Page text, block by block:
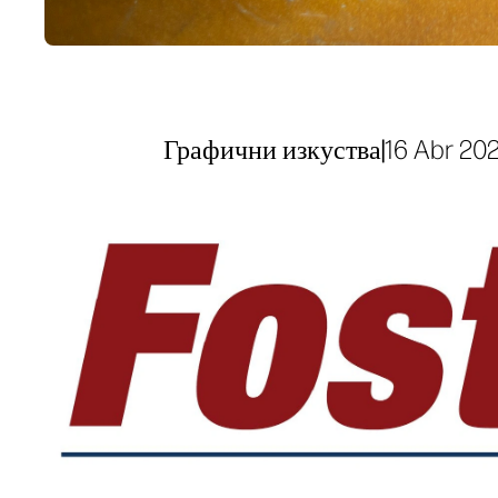
Графични изкуства|16 Abr